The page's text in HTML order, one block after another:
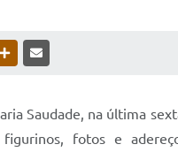
OUTRAS MÍDIAS
Saudade, na última
fotos e